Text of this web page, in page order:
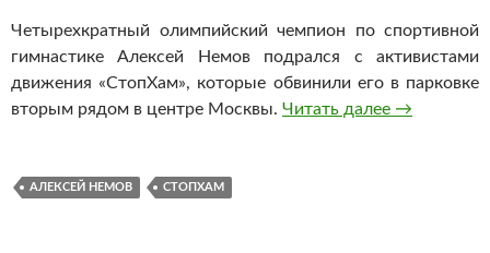
Четырехкратный олимпийский чемпион по спортивной
гимнастике Алексей Немов подрался с активистами
движения «СтопХам», которые обвинили его в парковке
вторым рядом в центре Москвы. Читать далее Алексей
→
АЛЕКСЕЙ НЕМОВ СТОПХАМ